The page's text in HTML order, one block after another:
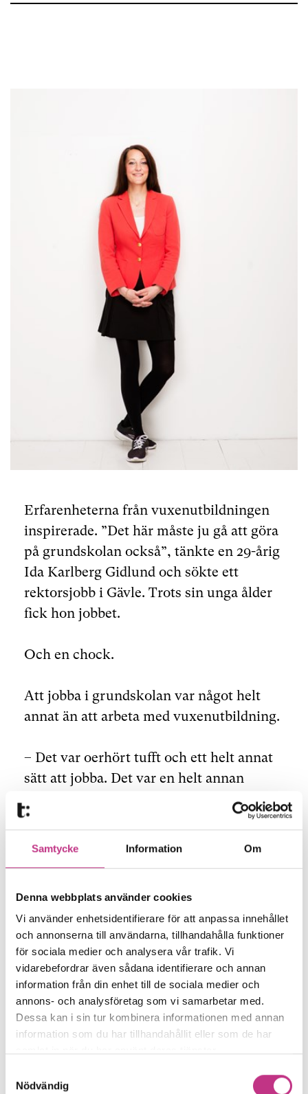
Samtycke Information Om
Denna webbplats använder cookies
Vi använder enhetsidentifierare för att anpassa innehållet
och annonserna till användarna, tillhandahålla funktioner
för sociala medier och analysera vår trafik. Vi
vidarebefordrar även sådana identifierare och annan
information från din enhet till de sociala medier och
annons- och analysföretag som vi samarbetar med.
Dessa kan i sin tur kombinera informationen med annan
information som du har tillhandahållit eller som de har
Nödvändig
Erfarenheterna från vuxenutbildningen
inspirerade. ”Det här måste ju gå att göra
på grundskolan också”, tänkte en 29-årig
Ida Karlberg Gidlund och sökte ett
rektorsjobb i Gävle. Trots sin unga ålder
fick hon jobbet.
Och en chock.
Att jobba i grundskolan var något helt
annat än att arbeta med vuxenutbildning.
– Det var oerhört tufft och ett helt annat
sätt att jobba. Det var en helt annan
kultur. Men jag hade en väldigt bra chef,
började jobba och lärde mig massor, säger
personliga mål, och tre mål för vad hon
ville uppnå med sitt arbete. Det handlade
bland annat om att se varje elev och att se
deras drömmar.
– Jag bestämde mig för att alltid
uppmuntra deras drömmar. Att alltid
frågar man en 15-åring får man höra